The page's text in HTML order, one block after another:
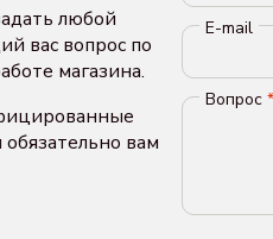
любой
вас вопрос по
магазина.
вам
E-mail
Вопрос *